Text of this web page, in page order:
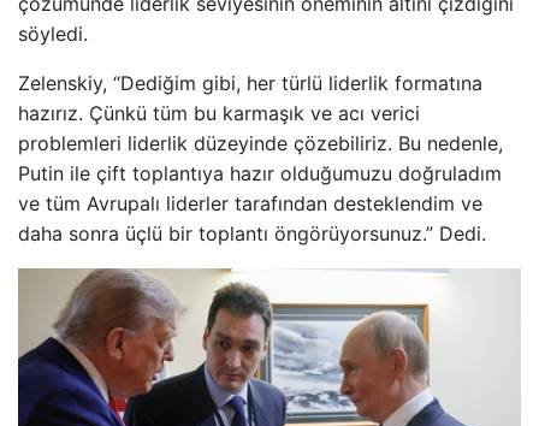
söyledi.
Zelenskiy, “Dediğim gibi, her türlü liderlik formatına
hazırız. Çünkü tüm bu karmaşık ve acı verici
problemleri liderlik düzeyinde çözebiliriz. Bu nedenle,
Putin ile çift toplantıya hazır olduğumuzu doğruladım
ve tüm Avrupalı liderler tarafından desteklendim ve
daha sonra üçlü bir toplantı öngörüyorsunuz.” Dedi.